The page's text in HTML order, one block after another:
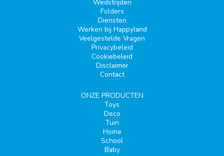
Wedstrijden
Folders
Diensten
Werken bij Happyland
Veelgestelde Vragen
Privacybeleid
Cookiebeleid
Disclaimer
Contact
ONZE PRODUCTEN
Toys
Deco
Tuin
Home
School
Baby